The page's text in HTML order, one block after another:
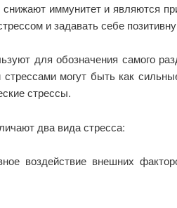
иммунитет и являются
и задавать себе
для обозначения самого
могут быть как
стрессы.
два вида стресса:
воздействие внешних